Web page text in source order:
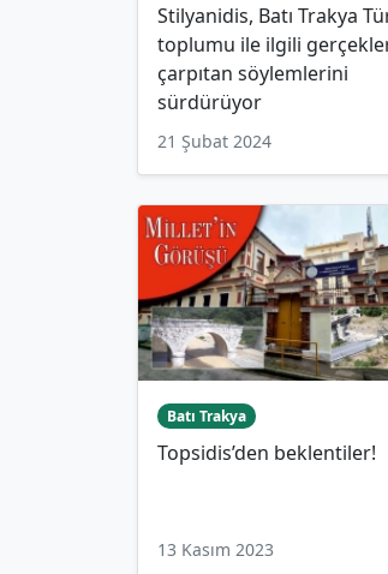
Stilyanidis, Batı Trakya
toplumu ile ilgili
çarpıtan söylemlerini
sürdürüyor
21 Şubat 2024
Batı Trakya
Topsidis’den beklentiler!
13 Kasım 2023